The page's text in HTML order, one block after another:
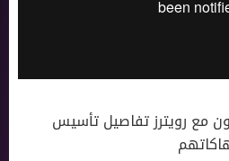
مع رويترز تفاصيل تأسيس